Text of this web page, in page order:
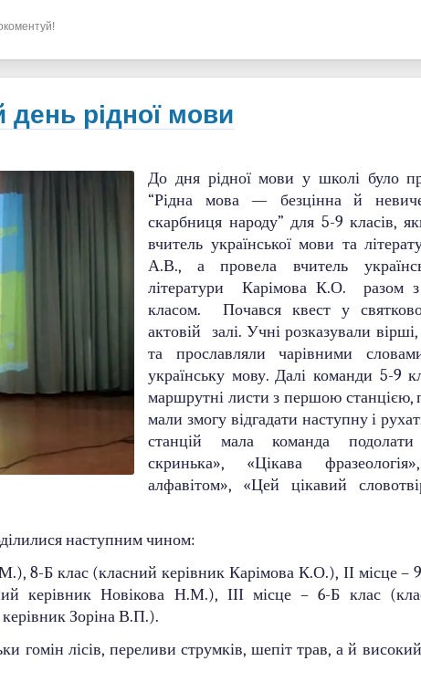
рідної мови
До дня рідної мови у школі було
“Рідна мова — безцінна й
скарбниця народу” для 5-9 класів,
вчитель української мови та
А.В., а провела вчитель
літератури Карімова К.О. разом
класом. Почався квест у
актовій залі. Учні розказували
та прославляли чарівними
українську мову. Далі команди 5-9
маршрутні листи з першою станцією,
мали змогу відгадати наступну і
станцій мала команда
скринька», «Цікава
алфавітом», «Цей цікавий
наступним чином:
8-Б клас (класний керівник Карімова К.О.), ІІ місце –
керівник Новікова Н.М.), ІІІ місце – 6-Б клас
Зоріна В.П.).
гомін лісів, переливи струмків, шепіт трав, а й